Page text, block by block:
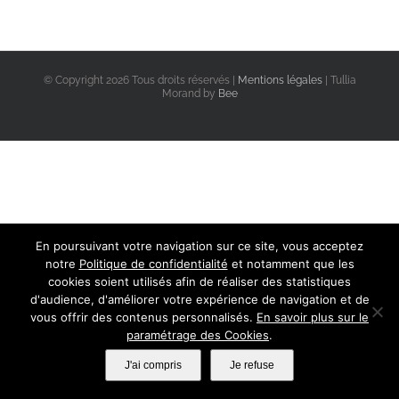
© Copyright 2026 Tous droits réservés | Mentions légales| Tullia
Morand by Bee
En poursuivant votre navigation sur ce site, vous acceptez
notre Politique de confidentialité et notamment que les
cookies soient utilisés afin de réaliser des statistiques
d'audience, d'améliorer votre expérience de navigation et de
vous offrir des contenus personnalisés. En savoir plus sur le
paramétrage des Cookies.
J'ai compris Je refuse